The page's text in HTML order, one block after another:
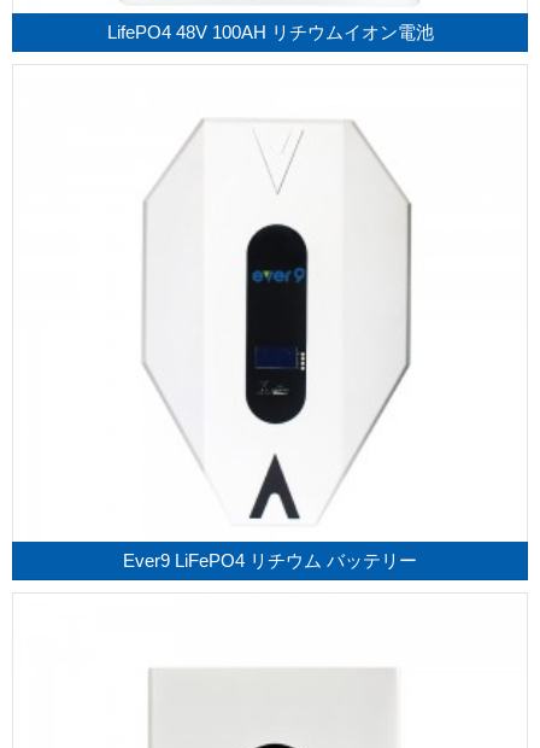
LifePO4 48V 100AH リチウムイオン電池
Ever9 LiFePO4 リチウム バッテリー